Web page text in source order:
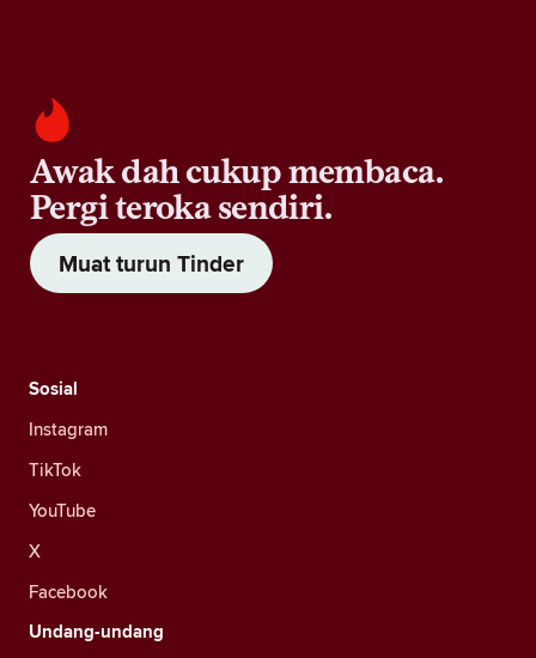
Awak dah cukup membaca.
Pergi teroka sendiri.
Muat turun Tinder
Sosial
Instagram
TikTok
YouTube
X
Facebook
Undang-undang